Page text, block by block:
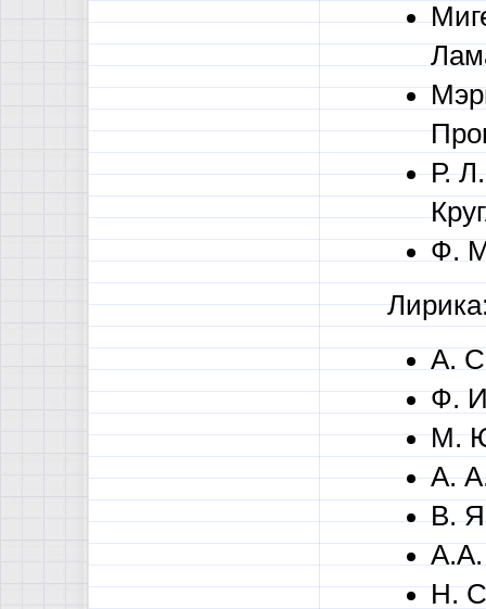
Р.
Ф.
А.
Ф.
М.
А.
В.
А.А.
Н.